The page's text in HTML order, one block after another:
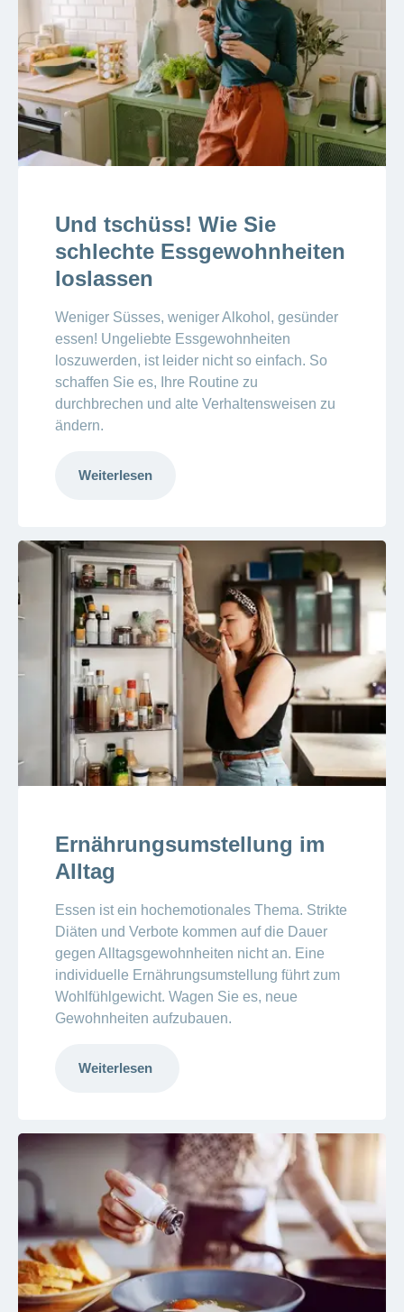
Und tschüss! Wie Sie
schlechte Essgewohnheiten
loslassen
Weniger Süsses, weniger Alkohol, gesünder
essen! Ungeliebte Essgewohnheiten
loszuwerden, ist leider nicht so einfach. So
schaffen Sie es, Ihre Routine zu
durchbrechen und alte Verhaltensweisen zu
ändern.
Weiterlesen
Ernährungsumstellung im
Alltag
Essen ist ein hochemotionales Thema. Strikte
Diäten und Verbote kommen auf die Dauer
gegen Alltagsgewohnheiten nicht an. Eine
individuelle Ernährungsumstellung führt zum
Wohlfühlgewicht. Wagen Sie es, neue
Gewohnheiten aufzubauen.
Weiterlesen